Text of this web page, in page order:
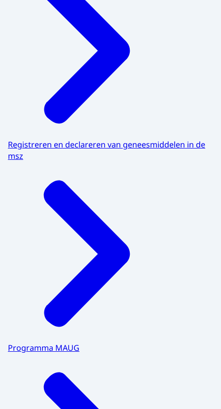
Registreren en declareren van geneesmiddelen in de
msz
Programma MAUG